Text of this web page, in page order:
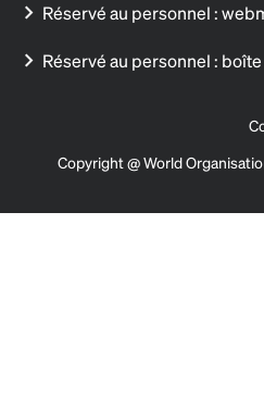
Réservé au personnel :
Réservé au personnel :
Copyright @ World